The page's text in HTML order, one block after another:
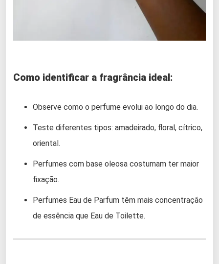
Como identificar a fragrância ideal:
Observe como o perfume evolui ao longo do dia.
Teste diferentes tipos: amadeirado, floral, cítrico,
oriental.
Perfumes com base oleosa costumam ter maior
fixação.
Perfumes Eau de Parfum têm mais concentração
de essência que Eau de Toilette.